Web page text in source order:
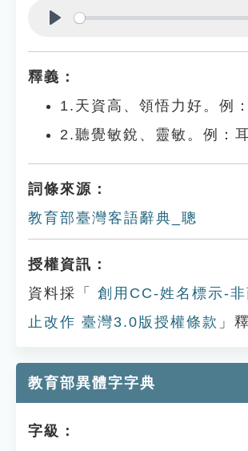
釋義：
1.天資高、領悟力好。例
2.聽覺敏銳、靈敏。例：
詞條來源：
教育部臺灣客語辭典_聰
授權資訊：
資料採「
創用CC-姓名標示-
止改作 臺灣3.0版授權條款 」
教育部異體字字典
字級：